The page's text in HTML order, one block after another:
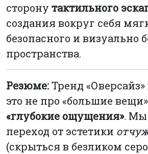
сторону тактильного
создания вокруг себя
безопасного и визуально
пространства.
Резюме:Тренд «Оверсайз»
это не про «большие
«глубокие ощущения». Мы
переход от эстетики
(скрыться в безликом